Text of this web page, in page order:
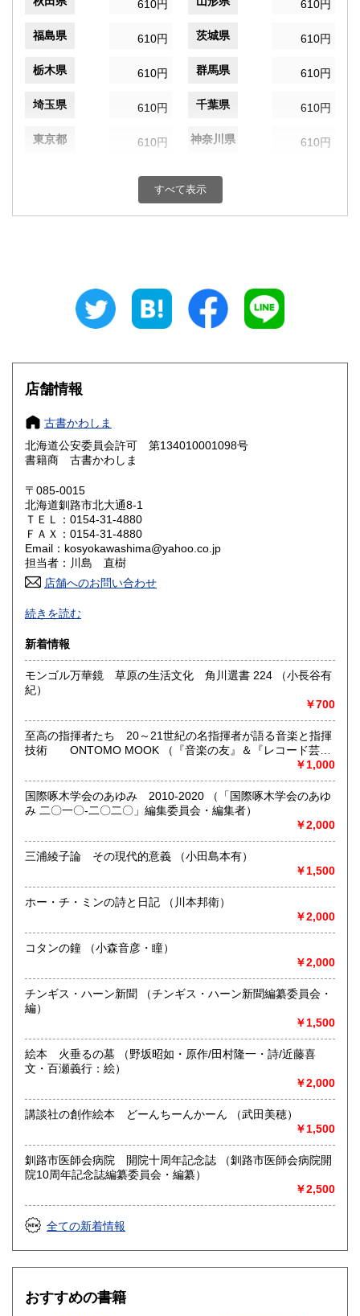
610円 610円
福島県 610円 茨城県 610円
栃木県 610円 群馬県 610円
埼玉県 610円 千葉県 610円
東京都 610円 神奈川県 610円
610円 富山県
610円 三重県
大阪府
奈良県
鳥取県 610円 島根県
岡山県
山口県 610円
香川県 610円 愛媛県
高知県 610円
佐賀県
熊本県 610円 大分県 610円
宮崎県
沖縄県 610円
すべて表示
店舗情報
古書かわしま
北海道公安委員会許可 第134010001098号
書籍商 古書かわしま
〒085-0015
北海道釧路市北大通8-1
ＴＥＬ：0154-31-4880
ＦＡＸ：0154-31-4880
Email：kosyokawashima@yahoo.co.jp
担当者：川島 直樹
店舗へのお問い合わせ
-
沿線名：-
最寄駅：-
営業時間：川島直樹
定休日：不定休
-
-
北海道の郷土誌、学校史、漁業、石炭、農業、鉄道、自然、
アイヌ民族、歴史、民俗、思想、芸術全般、文学、趣味の本
続きを読む
新着情報
モンゴル万華鏡 草原の生活文化 角川選書 224 （小長谷有
紀）
￥700
至高の指揮者たち 20～21世紀の名指揮者が語る音楽と指揮
技術 ONTOMO MOOK （『音楽の友』＆『レコード芸
￥1,000
国際啄木学会のあゆみ 2010-2020 （「国際啄木学会のあゆ
み 二〇一〇-二〇二〇」編集委員会・編集者）
￥2,000
三浦綾子論 その現代的意義 （小田島本有）
￥1,500
ホー・チ・ミンの詩と日記 （川本邦衛）
￥2,000
コタンの鐘 （小森音彦・瞳）
￥2,000
チンギス・ハーン新聞 （チンギス・ハーン新聞編纂委員会・
編）
￥1,500
絵本 火垂るの墓 （野坂昭如・原作/田村隆一・詩/近藤喜
文・百瀬義行：絵）
￥2,000
講談社の創作絵本 どーんちーんかーん （武田美穂）
￥1,500
釧路市医師会病院 開院十周年記念誌 （釧路市医師会病院開
院10周年記念誌編纂委員会・編纂）
￥2,500
全ての新着情報
おすすめの書籍